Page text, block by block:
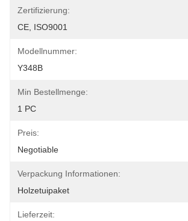
Zertifizierung:
CE, ISO9001
Modellnummer:
Y348B
Min Bestellmenge:
1 PC
Preis:
Negotiable
Verpackung Informationen:
Holzetuipaket
Lieferzeit: